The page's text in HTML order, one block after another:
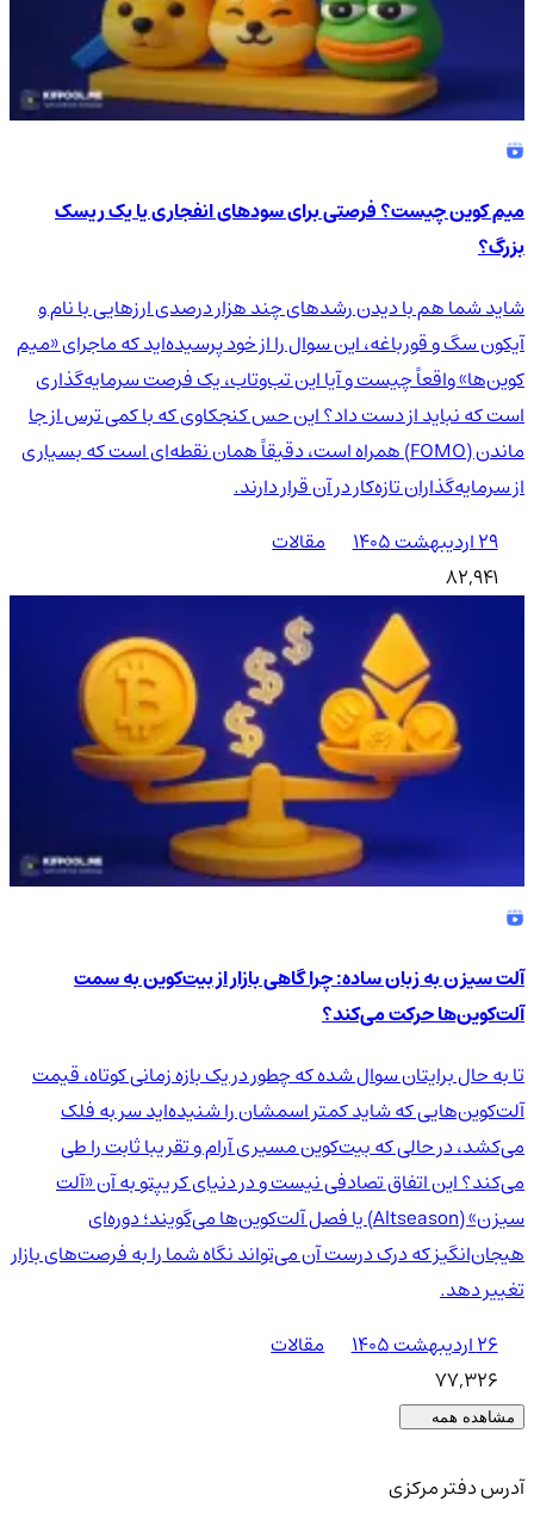
میم کوین چیست؟ فرصتی برای سودهای انفجاری یا یک ریسک
بزرگ؟
شاید شما هم با دیدن رشدهای چند هزار درصدی ارزهایی با نام و
آیکون سگ و قورباغه، این سوال را از خود پرسیده‌اید که ماجرای «میم
کوین‌ها» واقعاً چیست و آیا این تب‌وتاب، یک فرصت سرمایه‌گذاری
است که نباید از دست داد؟ این حس کنجکاوی که با کمی ترس از جا
ماندن (FOMO) همراه است، دقیقاً همان نقطه‌ای است که بسیاری
از سرمایه‌گذاران تازه‌کار در آن قرار دارند.
۲۹ اردیبهشت ۱۴۰۵
مقالات
82,941
آلت سیزن به زبان ساده: چرا گاهی بازار از بیت‌کوین به سمت
آلت‌کوین‌ها حرکت می‌کند؟
تا به حال برایتان سوال شده که چطور در یک بازه زمانی کوتاه، قیمت
آلت‌کوین‌هایی که شاید کمتر اسمشان را شنیده‌اید سر به فلک
می‌کشد، در حالی که بیت‌کوین مسیری آرام و تقریبا ثابت را طی
می‌کند؟ این اتفاق تصادفی نیست و در دنیای کریپتو به آن «آلت
سیزن» (Altseason) یا فصل آلت‌کوین‌ها می‌گویند؛ دوره‌ای
هیجان‌انگیز که درک درست آن می‌تواند نگاه شما را به فرصت‌های بازار
تغییر دهد.
۲۶ اردیبهشت ۱۴۰۵
مقالات
77,326
مشاهده همه
آدرس دفتر مرکزی